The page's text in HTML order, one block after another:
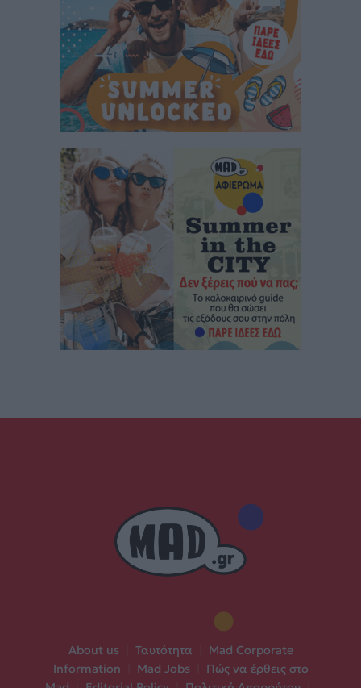
About us Ταυτότητα
Mad Corporate
Information
Mad Jobs
Πώς να έρθεις στο